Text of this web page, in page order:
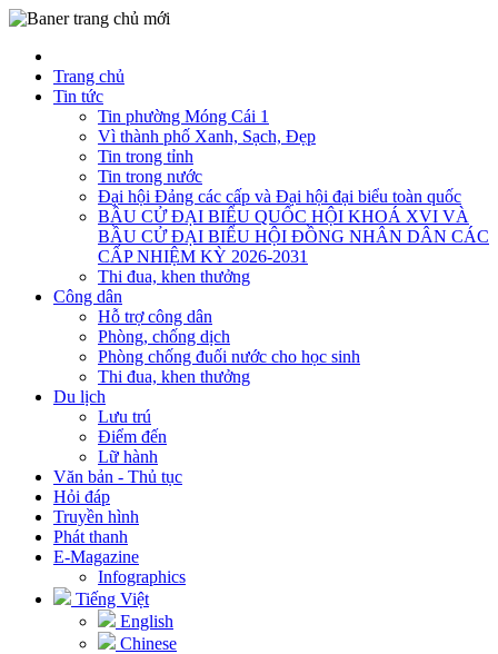
Trang chủ
Tin tức
Tin phường Móng Cái 1
Vì thành phố Xanh, Sạch, Đẹp
Tin trong tỉnh
Tin trong nước
Đại hội Đảng các cấp và Đại hội đại biểu toàn quốc
BẦU CỬ ĐẠI BIỂU QUỐC HỘI KHOÁ XVI VÀ
BẦU CỬ ĐẠI BIỂU HỘI ĐỒNG NHÂN DÂN CÁC
CẤP NHIỆM KỲ 2026-2031
Thi đua, khen thưởng
Công dân
Hỗ trợ công dân
Phòng, chống dịch
Phòng chống đuối nước cho học sinh
Thi đua, khen thưởng
Du lịch
Lưu trú
Điểm đến
Lữ hành
Văn bản - Thủ tục
Hỏi đáp
Truyền hình
Phát thanh
E-Magazine
Infographics
Tiếng Việt
English
Chinese